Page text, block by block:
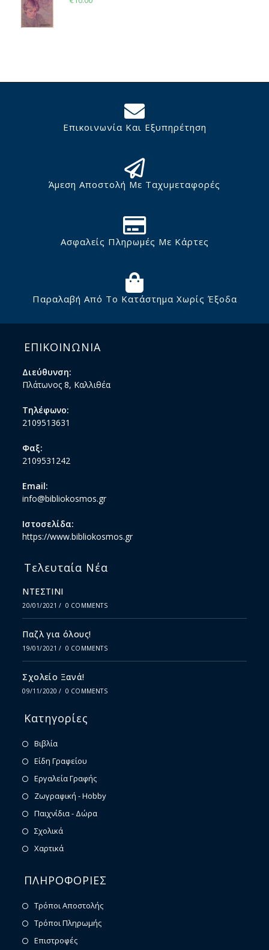
Επικοινωνία Και Εξυπηρέτηση
Άμεση Αποστολή Με Ταχυμεταφορές
Ασφαλείς Πληρωμές Με Κάρτες
Παραλαβή Από Το Κατάστημα Χωρίς Έξοδα
ΕΠΙΚΟΙΝΩΝΙΑ
Διεύθυνση:
Πλάτωνος 8, Καλλιθέα
Τηλέφωνο:
2109513631
Φαξ:
2109531242
Email:
info@bibliokosmos.gr
Ιστοσελίδα:
https://www.bibliokosmos.gr
Τελευταία Νέα
ΝΤΕΣΤΙΝΙ
20/01/2021 / 0 COMMENTS
Παζλ για όλους!
19/01/2021 / 0 COMMENTS
Σχολείο Ξανά!
09/11/2020 / 0 COMMENTS
Κατηγορίες
Βιβλία
Είδη Γραφείου
Εργαλεία Γραφής
Ζωγραφική - Hobby
Παιχνίδια - Δώρα
Σχολικά
Χαρτικά
ΠΛΗΡΟΦΟΡΙΕΣ
Τρόποι Αποστολής
Τρόποι Πληρωμής
Επιστροφές